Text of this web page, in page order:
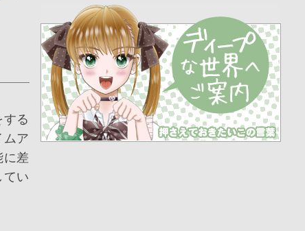
する
ムア
に差
てい